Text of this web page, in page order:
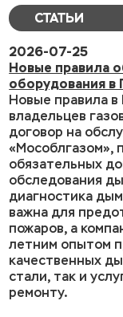
СТАТЬИ
2026-07-25
Новые правила
оборудования в
Новые правила
владельцев
договор на
«Мособлгазом»,
обязательных
обследования
диагностика
важна для
пожаров, а
летним опытом
качественных
стали, так и
ремонту.